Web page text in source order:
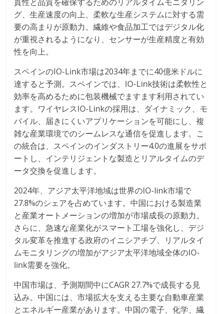
グ、生産速度の向上、柔軟な生産システムに対する需
要の高まりが原動力。繊維や食品加工ではデジタル化
が重視されるようになり、センサーが生産精度と有効
性を向上。
スペインのIO-Link市場は2034年までに40億米ドルに
達すると予測。スペインでは、IO-Link技術は柔軟性と
効率を高めるために包装機械でますます利用されてい
ます。ワイヤレスIO-Linkの採用は、ダイナミック、モ
バイル、届きにくいアプリケーションを可能にし、複
雑な産業環境でのシームレスな通信を促進します。こ
の統合は、スペインのインダストリー4.0の進展をサポ
ートし、インテリジェントな製造とリアルタイムのデ
ータ交換を促進します。
2024年、アジア太平洋地域は世界のIO-link市場で
27.8%のシェアを占めています。中国における製造業
と産業オートメーションの増加が市場成長の原動力。
さらに、急速な産業化がスマート工場を強化し、デジ
タル変革を推進する政府のイニシアチブ、リアルタイ
ムモニタリングの増加がアジア太平洋地域全体のIO-
link需要を強化。
中国市場は、予測期間中にCAGR 27.7%で成長する見
込み。中国には、市場拡大を支える主要な自動車産業
とエネルギー産業があります。中国の電子、化学、繊